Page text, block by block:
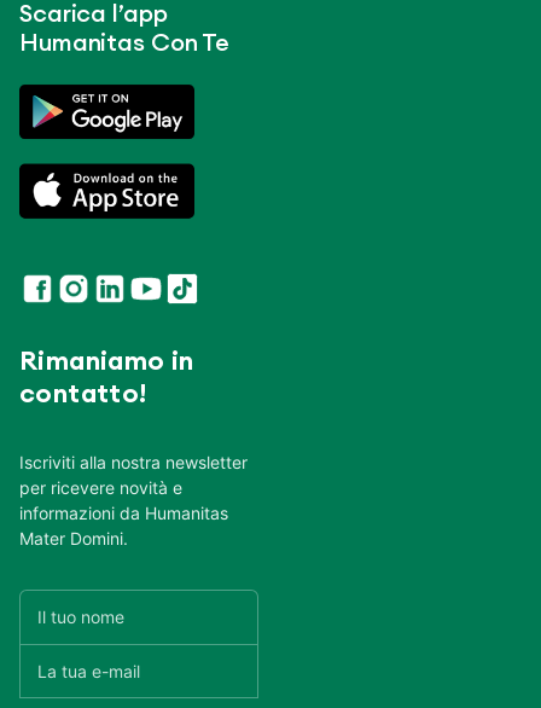
Scarica l’app
Humanitas Con Te
Rimaniamo in
contatto!
Iscriviti alla nostra newsletter
per ricevere novità e
informazioni da Humanitas
Mater Domini.